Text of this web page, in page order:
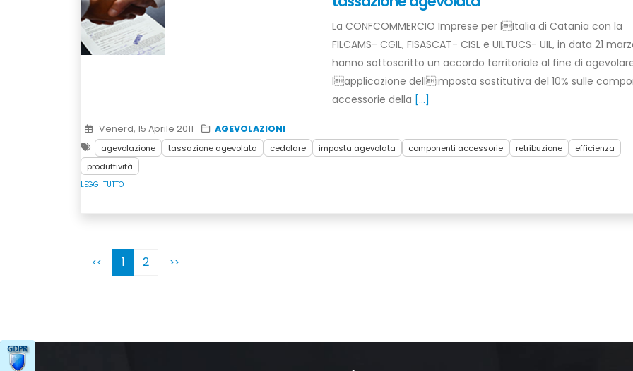
La CONFCOMMERCIO Imprese per lItalia di Catania con la
FILCAMS- CGIL, FISASCAT- CISL e UILTUCS- UIL, in data 21
hanno sottoscritto un accordo territoriale al fine di
lapplicazione dellimposta sostitutiva del 10% sulle
accessorie della [...]
Venerd, 15 Aprile 2011 AGEVOLAZIONI
agevolazione tassazione agevolata cedolare imposta agevolata componenti accessorie retribuzione
efficienza
produttività
LEGGI TUTTO
<< 1 2 >>